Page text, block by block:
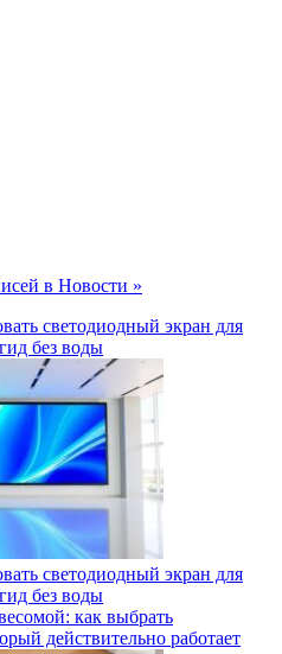
в Новости »
светодиодный экран для
без воды
светодиодный экран для
без воды
как выбрать
действительно работает